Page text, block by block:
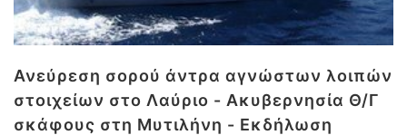
Ανεύρεση σορού άντρα αγνώστων λοιπών
στοιχείων στο Λαύριο - Ακυβερνησία Θ/Γ
σκάφους στη Μυτιλήνη - Εκδήλωση